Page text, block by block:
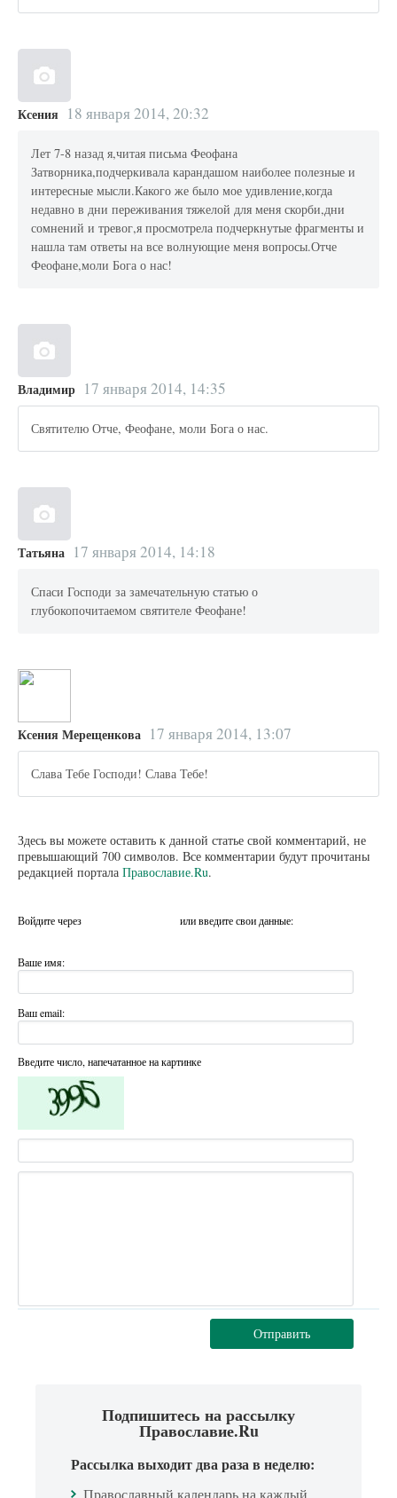
Ксения 18 января 2014, 20:32
Лет 7-8 назад я,читая письма Феофана
Затворника,подчеркивала карандашом наиболее полезные и
интересные мысли.Какого же было мое удивление,когда
недавно в дни переживания тяжелой для меня скорби,дни
сомнений и тревог,я просмотрела подчеркнутые фрагменты и
нашла там ответы на все волнующие меня вопросы.Отче
Феофане,моли Бога о нас!
Владимир 17 января 2014, 14:35
Святителю Отче, Феофане, моли Бога о нас.
Татьяна 17 января 2014, 14:18
Спаси Господи за замечательную статью о
глубокопочитаемом святителе Феофане!
Ксения Мерещенкова 17 января 2014, 13:07
Слава Тебе Господи! Слава Тебе!
Здесь вы можете оставить к данной статье свой комментарий, не
превышающий 700 символов. Все комментарии будут прочитаны
редакцией портала Православие.Ru.
Войдите через или введите свои данные:
Ваше имя:
Ваш email:
Введите число, напечатанное на картинке
Отправить
Подпишитесь на рассылку
Православие.Ru
Рассылка выходит два раза в неделю: